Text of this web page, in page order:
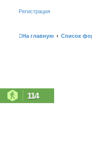
Регистрация
На главную Список
114